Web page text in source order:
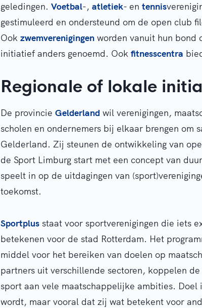
geledingen. Voetbal-, atletiek- en tennis
gestimuleerd en ondersteund om de open club
Ook zwemverenigingen worden vanuit hun bond
initiatief anders genoemd. Ook fitnesscentra
Regionale of lokale
De provincie Gelderland wil verenigingen,
scholen en ondernemers bij elkaar brengen om
Gelderland. Zij steunen de ontwikkeling van
de Sport Limburg start met een concept van
speelt in op de uitdagingen van
toekomst.
Sportplus staat voor sportverenigingen die iets
betekenen voor de stad Rotterdam. Het
middel voor het bereiken van doelen op
partners uit verschillende sectoren, koppelen
sport aan vele maatschappelijke ambities.
wordt, maar vooral dat zij wat betekent voor